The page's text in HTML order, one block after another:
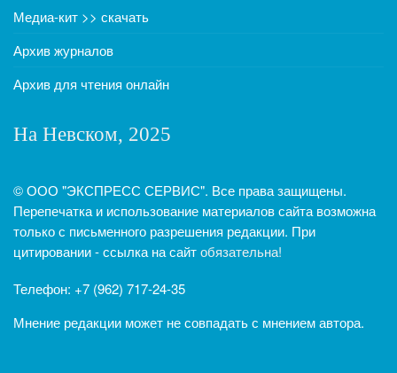
Медиа-кит >> скачать
Архив журналов
Архив для чтения онлайн
На Невском, 2025
© ООО "ЭКСПРЕСС СЕРВИС". Все права защищены.
Перепечатка и использование материалов сайта возможна
только с письменного разрешения редакции. При
цитировании - ссылка на сайтобязательна!
Телефон: +7 (962) 717-24-35
Мнение редакции может не совпадать с мнением автора.